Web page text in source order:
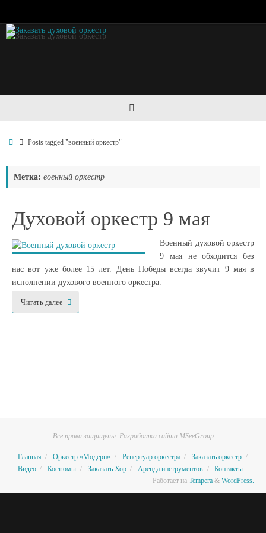
содержимому
ДомойPosts tagged "военный оркестр"
Метка: военный оркестр
Духовой оркестр 9 мая
Военный духовой оркестр
9 мая не обходится без
нас вот уже более 15 лет. День Победы всегда звучит 9 мая в
исполнении духового военного оркестра.
Читать далее
Все права защищены. Разработка сайта MSeeGroup
Главная Оркестр «Модерн» Репертуар оркестра
Заказать оркестр
Видео
Костюмы Заказать Хор Аренда инструментов
Контакты
Работает на Tempera & WordPress.